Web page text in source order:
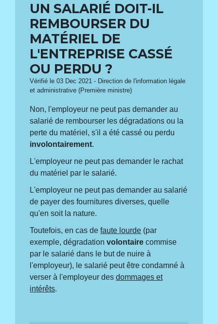
UN SALARIÉ DOIT-IL
REMBOURSER DU
MATÉRIEL DE
L'ENTREPRISE CASSÉ
OU PERDU ?
Vérifié le 03 Dec 2021 - Direction de l'information légale
et administrative (Première ministre)
Non, l'employeur ne peut pas demander au
salarié de rembourser les dégradations ou la
perte du matériel, s'il a été cassé ou perdu
involontairement.
L'employeur ne peut pas demander le rachat
du matériel par le salarié.
L'employeur ne peut pas demander au salarié
de payer des fournitures diverses, quelle
qu'en soit la nature.
Toutefois, en cas defaute lourde (par
exemple, dégradationvolontaire commise
par le salarié dans le but de nuire à
l'employeur), le salarié peut être condamné à
verser à l'employeur desdommages et
intérêts.